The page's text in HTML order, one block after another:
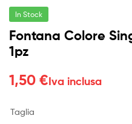
In Stock
Fontana Colore
1pz
1,50 €Iva inclusa
Taglia